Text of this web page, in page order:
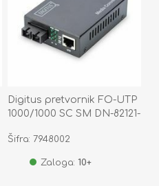
Digitus pretvornik FO-UTP
1000/1000 SC SM DN-82121-
Šifra: 7948002
Zaloga: 10+